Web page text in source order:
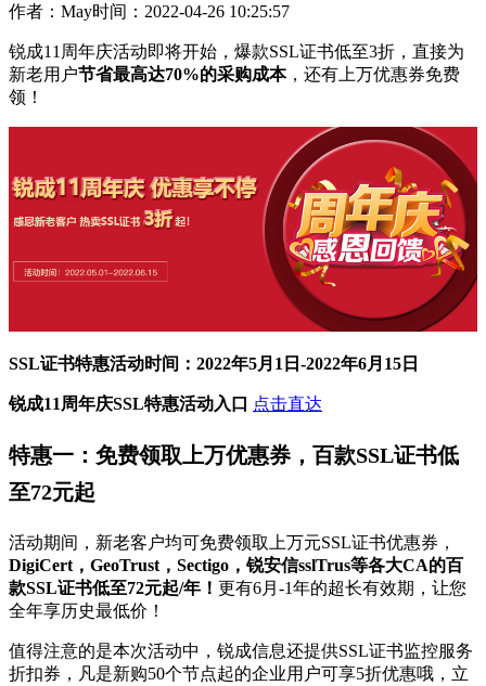
作者：May时间：2022-04-26 10:25:57
锐成11 周年庆活动即将开始，爆款SSL证书低至3折，直接为
新老用户节省最高达70%的采购成本，还有上万优惠券免费
领！
SSL证书特惠活动时间：2022年5月1日-2022年6月15日
锐成11 周年庆SSL特惠活动入口 点击直达
特惠一：免费领取上万优惠券，百款SSL证书低
至72元起
活动期间，新老客户均可免费领取上万元SSL证书优惠券，
DigiCert ， GeoTrust ， Sectigo ，锐安信sslTrus等各大CA的百
款SSL证书低至72元起/年！ 更有6月 -1年的超长有效期，让您
全年享历史最低价！
值得注意的是本次活动中，锐成信息还提供SSL证书监控服务
折扣券，凡是新购50个节点起的企业用户可享5折优惠哦，立